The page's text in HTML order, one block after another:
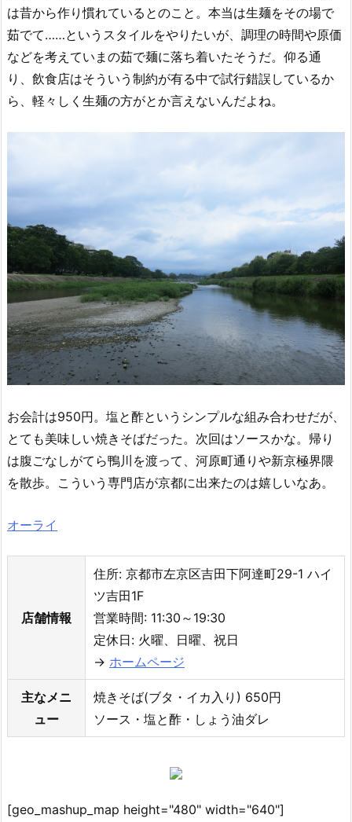
は昔から作り慣れているとのこと。本当は生麺をその場で
茹でて……というスタイルをやりたいが、調理の時間や原価
などを考えていまの茹で麺に落ち着いたそうだ。仰る通
り、飲食店はそういう制約が有る中で試行錯誤しているか
ら、軽々しく生麺の方がとか言えないんだよね。
お会計は950円。塩と酢というシンプルな組み合わせだが、
とても美味しい焼きそばだった。次回はソースかな。帰り
は腹ごなしがてら鴨川を渡って、河原町通りや新京極界隈
を散歩。こういう専門店が京都に出来たのは嬉しいなあ。
オーライ
店舗情報
住所: 京都市左京区吉田下阿達町29-1 ハイ
ツ吉田1F
営業時間: 11:30～19:30
定休日: 火曜、日曜、祝日
→ ホームページ
主なメニ
ュー
焼きそば(ブタ・イカ入り) 650円
ソース・塩と酢・しょう油ダレ
[geo_mashup_map height="480" width="640"]